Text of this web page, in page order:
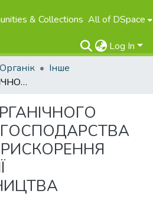
& Collections All of DSpace
Log In
Інше
РОЗВИТОК ОРГАНІЧНОГО СІЛЬСЬКОГО ГОСПОДАРСТВА ЯК ФАКТОР ПРИСКОРЕННЯ ЕКОЛОГІЗАЦІЇ АГРОВИРОБНИЦТВА